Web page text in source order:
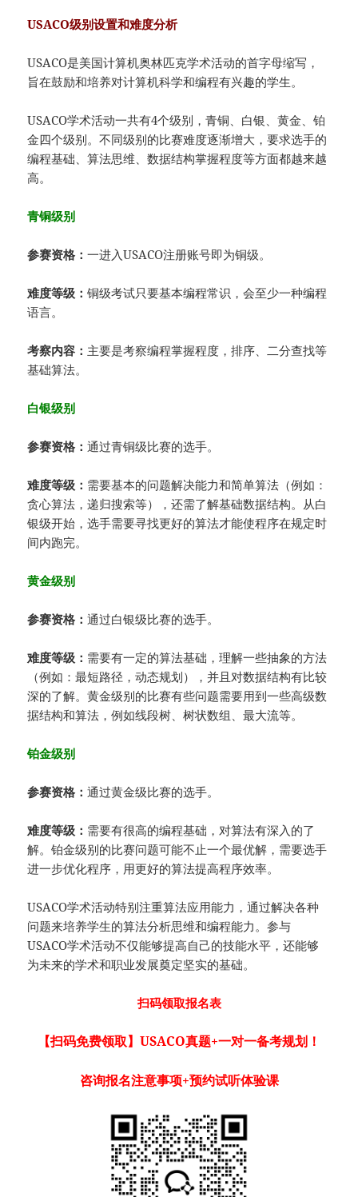
USACO级别设置和难度分析
USACO是美国计算机奥林匹克学术活动的首字母缩写，
旨在鼓励和培养对计算机科学和编程有兴趣的学生。
USACO学术活动一共有4个级别，青铜、白银、黄金、铂
金四个级别。不同级别的比赛难度逐渐增大，要求选手的
编程基础、算法思维、数据结构掌握程度等方面都越来越
高。
青铜级别
参赛资格：一进入USACO注册账号即为铜级。
难度等级：铜级考试只要基本编程常识，会至少一种编程
语言。
考察内容： 主要是考察编程掌握程度，排序、二分查找等
基础算法。
白银级别
参赛资格：通过青铜级比赛的选手。
难度等级： 需要基本的问题解决能力和简单算法（例如：
贪心算法，递归搜索等），还需了解基础数据结构。从白
银级开始，选手需要寻找更好的算法才能使程序在规定时
间内跑完。
黄金级别
参赛资格：通过白银级比赛的选手。
难度等级： 需要有一定的算法基础，理解一些抽象的方法
（例如：最短路径，动态规划），并且对数据结构有比较
深的了解。黄金级别的比赛有些问题需要用到一些高级数
据结构和算法，例如线段树、树状数组、最大流等。
铂金级别
参赛资格：通过黄金级比赛的选手。
难度等级： 需要有很高的编程基础，对算法有深入的了
解。铂金级别的比赛问题可能不止一个最优解，需要选手
进一步优化程序，用更好的算法提高程序效率。
USACO学术活动特别注重算法应用能力，通过解决各种
问题来培养学生的算法分析思维和编程能力。参与
USACO学术活动不仅能够提高自己的技能水平，还能够
为未来的学术和职业发展奠定坚实的基础。
扫码领取报名表
【扫码免费领取】USACO真题+一对一备考规划！
咨询报名注意事项+预约试听体验课